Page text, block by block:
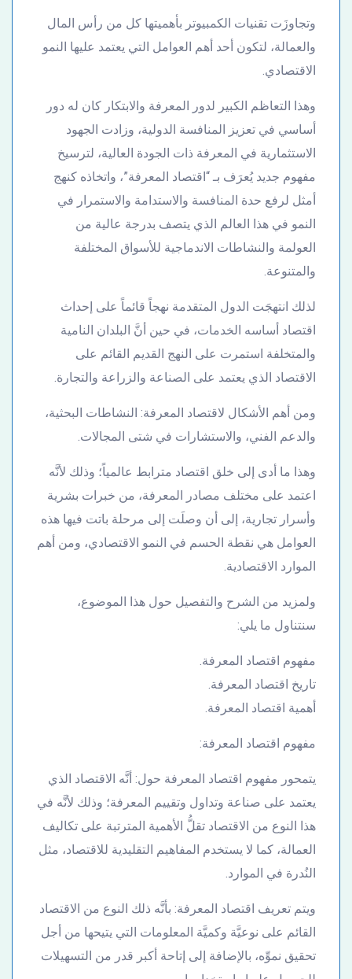
وتجاوزَت تقنيات الكمبيوتر بأهميتها كل من رأس المال
والعمالة، لتكون أحد أهم العوامل التي يعتمد عليها النمو
الاقتصادي.
وهذا التعاظم الكبير لدور المعرفة والابتكار كان له دور
أساسي في تعزيز المنافسة الدولية، وزادت الجهود
الاستثمارية في المعرفة ذات الجودة العالية، لترسيخ
مفهوم جديد يُعرَف بـ “اقتصاد المعرفة”، واتخاذه كنهج
أمثل لرفع حدة المنافسة والاستدامة والاستمرار في
النمو في هذا العالم الذي يتصف بدرجة عالية من
العولمة والنشاطات الاندماجية للأسواق المختلفة
والمتنوعة.
لذلك انتهجَت الدول المتقدمة نهجاً قائماً على إحداث
اقتصاد أساسه الخدمات، في حين أنَّ البلدان النامية
والمتخلفة استمرت على النهج القديم القائم على
الاقتصاد الذي يعتمد على الصناعة والزراعة والتجارة.
ومن أهم الأشكال لاقتصاد المعرفة: النشاطات البحثية،
والدعم الفني، والاستشارات في شتى المجالات.
وهذا ما أدى إلى خلق اقتصاد مترابط عالمياً؛ وذلك لأنَّه
اعتمد على مختلف مصادر المعرفة، من خبرات بشرية
وأسرار تجارية، إلى أن وصلَت إلى مرحلة باتت فيها هذه
العوامل هي نقطة الحسم في النمو الاقتصادي، ومن أهم
الموارد الاقتصادية.
ولمزيد من الشرح والتفصيل حول هذا الموضوع،
سنتناول ما يلي:
مفهوم اقتصاد المعرفة.
تاريخ اقتصاد المعرفة.
أهمية اقتصاد المعرفة.
مفهوم اقتصاد المعرفة:
يتمحور مفهوم اقتصاد المعرفة حول: أنَّه الاقتصاد الذي
يعتمد على صناعة وتداول وتقييم المعرفة؛ وذلك لأنَّه في
هذا النوع من الاقتصاد تقلُّ الأهمية المترتبة على تكاليف
العمالة، كما لا يستخدم المفاهيم التقليدية للاقتصاد، مثل
النُدرة في الموارد.
ويتم تعريف اقتصاد المعرفة: بأنَّه ذلك النوع من الاقتصاد
القائم على نوعيَّة وكميَّة المعلومات التي يتيحها من أجل
تحقيق نموِّه، بالإضافة إلى إتاحة أكبر قدر من التسهيلات